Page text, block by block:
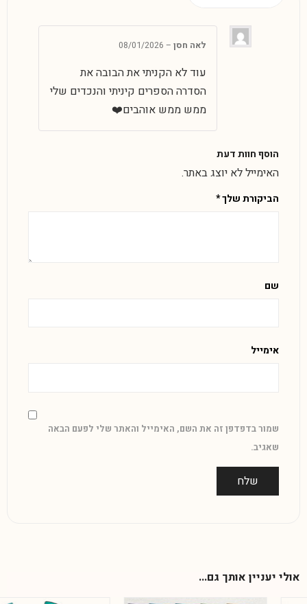
לאה חסן –
08/01/2026
עוד לא הקניתי את הבובה את
הסדרה הספרים קיניתי והנכדים שלי
ממש ממש אוהבים❤️
הוסף חוות דעת
האימייל לא יוצג באתר.
הביקורת שלך*
שם
אימייל
שמור בדפדפן זה את השם, האימייל והאתר שלי לפעם הבאה
שאגיב.
אולי יעניין אותך גם...